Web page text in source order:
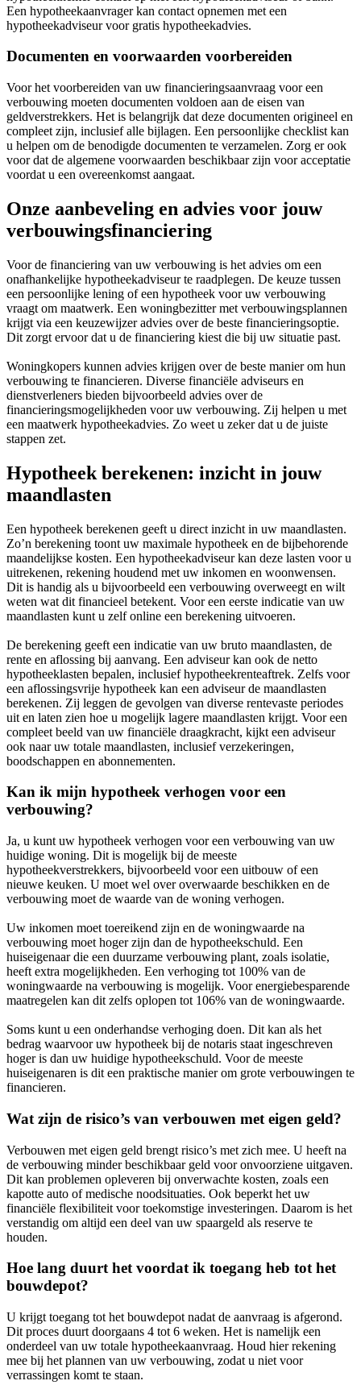
Een hypotheekaanvrager kan contact opnemen met een
hypotheekadviseur voor gratis hypotheekadvies.
Documenten en voorwaarden voorbereiden
Voor het voorbereiden van uw financieringsaanvraag voor een
verbouwing moeten documenten voldoen aan de eisen van
geldverstrekkers. Het is belangrijk dat deze documenten origineel en
compleet zijn, inclusief alle bijlagen. Een persoonlijke checklist kan
u helpen om de benodigde documenten te verzamelen. Zorg er ook
voor dat de algemene voorwaarden beschikbaar zijn voor acceptatie
voordat u een overeenkomst aangaat.
Onze aanbeveling en advies voor jouw
verbouwingsfinanciering
Voor de financiering van uw verbouwing is het advies om een
onafhankelijke hypotheekadviseur te raadplegen. De keuze tussen
een persoonlijke lening of een hypotheek voor uw verbouwing
vraagt om maatwerk. Een woningbezitter met verbouwingsplannen
krijgt via een keuzewijzer advies over de beste financieringsoptie.
Dit zorgt ervoor dat u de financiering kiest die bij uw situatie past.
Woningkopers kunnen advies krijgen over de beste manier om hun
verbouwing te financieren. Diverse financiële adviseurs en
dienstverleners bieden bijvoorbeeld advies over de
financieringsmogelijkheden voor uw verbouwing. Zij helpen u met
een maatwerk hypotheekadvies. Zo weet u zeker dat u de juiste
stappen zet.
Hypotheek berekenen: inzicht in jouw
maandlasten
Een hypotheek berekenen geeft u direct inzicht in uw maandlasten.
Zo’n berekening toont uw maximale hypotheek en de bijbehorende
maandelijkse kosten. Een hypotheekadviseur kan deze lasten voor u
uitrekenen, rekening houdend met uw inkomen en woonwensen.
Dit is handig als u bijvoorbeeld een verbouwing overweegt en wilt
weten wat dit financieel betekent. Voor een eerste indicatie van uw
maandlasten kunt u zelf online een berekening uitvoeren.
De berekening geeft een indicatie van uw bruto maandlasten, de
rente en aflossing bij aanvang. Een adviseur kan ook de netto
hypotheeklasten bepalen, inclusief hypotheekrenteaftrek. Zelfs voor
een aflossingsvrije hypotheek kan een adviseur de maandlasten
berekenen. Zij leggen de gevolgen van diverse rentevaste periodes
uit en laten zien hoe u mogelijk lagere maandlasten krijgt. Voor een
compleet beeld van uw financiële draagkracht, kijkt een adviseur
ook naar uw totale maandlasten, inclusief verzekeringen,
boodschappen en abonnementen.
Kan ik mijn hypotheek verhogen voor een
verbouwing?
Ja, u kunt uw hypotheek verhogen voor een verbouwing van uw
huidige woning. Dit is mogelijk bij de meeste
hypotheekverstrekkers, bijvoorbeeld voor een uitbouw of een
nieuwe keuken. U moet wel over overwaarde beschikken en de
verbouwing moet de waarde van de woning verhogen.
Uw inkomen moet toereikend zijn en de woningwaarde na
verbouwing moet hoger zijn dan de hypotheekschuld. Een
huiseigenaar die een duurzame verbouwing plant, zoals isolatie,
heeft extra mogelijkheden. Een verhoging tot 100% van de
woningwaarde na verbouwing is mogelijk. Voor energiebesparende
maatregelen kan dit zelfs oplopen tot 106% van de woningwaarde.
Soms kunt u een onderhandse verhoging doen. Dit kan als het
bedrag waarvoor uw hypotheek bij de notaris staat ingeschreven
hoger is dan uw huidige hypotheekschuld. Voor de meeste
huiseigenaren is dit een praktische manier om grote verbouwingen te
financieren.
Wat zijn de risico’s van verbouwen met eigen geld?
Verbouwen met eigen geld brengt risico’s met zich mee. U heeft na
de verbouwing minder beschikbaar geld voor onvoorziene uitgaven.
Dit kan problemen opleveren bij onverwachte kosten, zoals een
kapotte auto of medische noodsituaties. Ook beperkt het uw
financiële flexibiliteit voor toekomstige investeringen. Daarom is het
verstandig om altijd een deel van uw spaargeld als reserve te
houden.
Hoe lang duurt het voordat ik toegang heb tot het
bouwdepot?
U krijgt toegang tot het bouwdepot nadat de aanvraag is afgerond.
Dit proces duurt doorgaans 4 tot 6 weken. Het is namelijk een
onderdeel van uw totale hypotheekaanvraag. Houd hier rekening
mee bij het plannen van uw verbouwing, zodat u niet voor
verrassingen komt te staan.